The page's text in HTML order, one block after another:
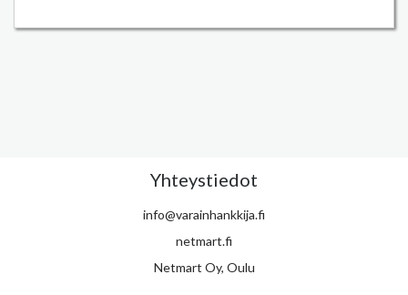
Yhteystiedot
info@varainhankkija.fi
netmart.fi
Netmart Oy, Oulu